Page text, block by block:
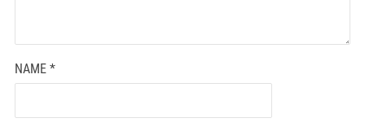
NAME *